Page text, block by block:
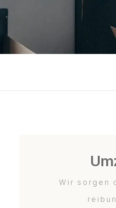
Wir sorgen